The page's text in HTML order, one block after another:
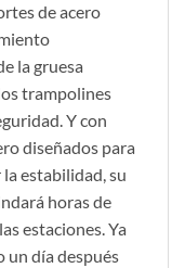
de acero
la gruesa
trampolines
Y con
diseñados para
estabilidad, su
horas de
estaciones. Ya
un día después